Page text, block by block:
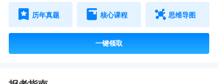
历年真题 核心课程 思维导图
一键领取